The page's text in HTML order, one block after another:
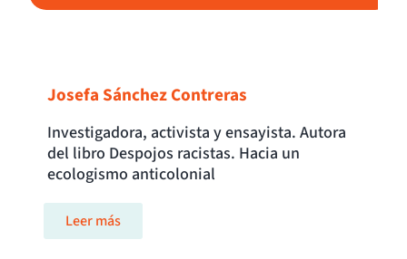
Josefa Sánchez Contreras
Investigadora, activista y ensayista. Autora
del libro Despojos racistas. Hacia un
ecologismo anticolonial
Leer más